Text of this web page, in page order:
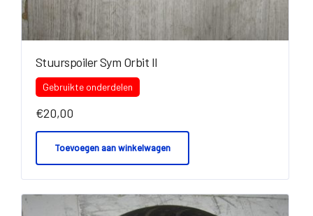
Stuurspoiler Sym Orbit II
Gebruikte onderdelen
€20,00
Toevoegen aan winkelwagen